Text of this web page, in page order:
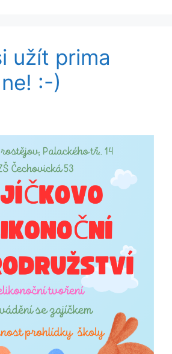
užít prima
:-)